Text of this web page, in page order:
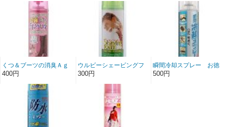
くつ＆ブーツの消臭Ａｇ
スプレー
400円
ウルビーシェービングフ
ォーム
300円
瞬間冷却スプレー お徳
用
500円